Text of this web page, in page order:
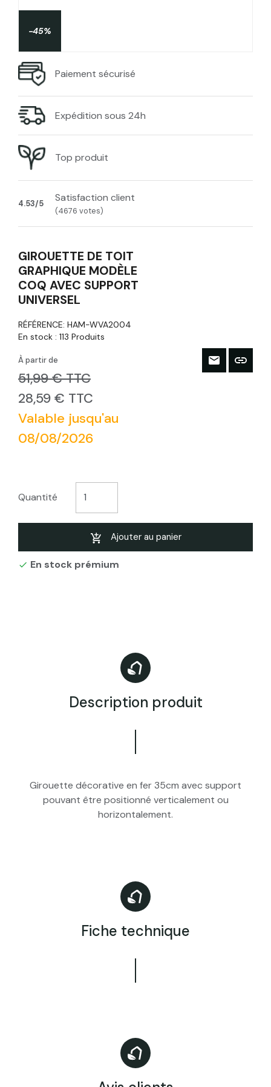
-45%
Paiement sécurisé
Expédition sous 24h
Top produit
4.53/5 Satisfaction client
(4676 votes)
GIROUETTE DE TOIT
GRAPHIQUE MODÈLE
COQ AVEC SUPPORT
UNIVERSEL
RÉFÉRENCE: HAM-WVA2004
En stock : 113 Produits
À partir de
51,99 € TTC
28,59 € TTC
Valable jusqu'au
08/08/2026
Quantité
Ajouter au panier
 En stock prémium
Description produit
Girouette décorative en fer 35cm avec support
pouvant être positionné verticalement ou
horizontalement.
Fiche technique